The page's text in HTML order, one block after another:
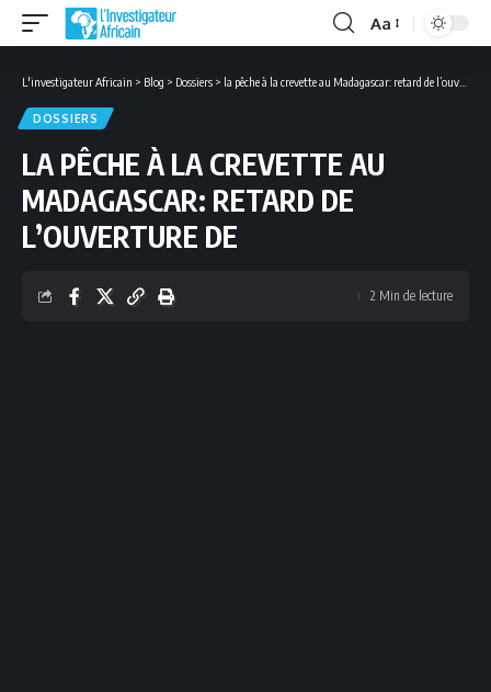
Font
Aa
L'investigateur Africain > Blog > Dossiers > la pêche à la crevette au Madagascar: retard de l’ouverture de
DOSSIERS
LA PÊCHE À LA CREVETTE AU
MADAGASCAR: RETARD DE
L’OUVERTURE DE
2 Min de lecture